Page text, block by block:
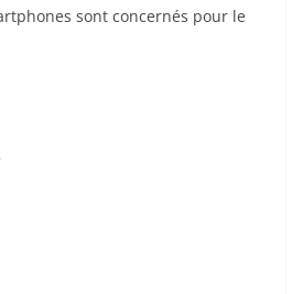
sont concernés pour le